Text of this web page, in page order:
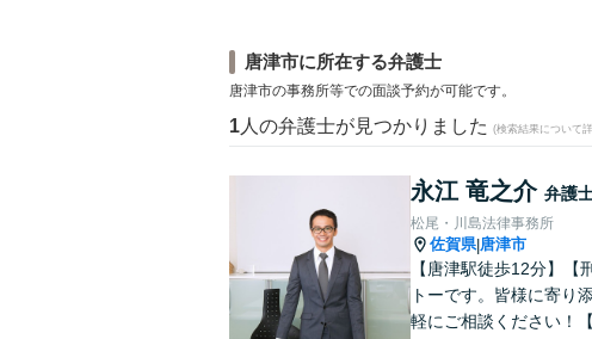
唐津市に所在する弁護士
唐津市の事務所等での面談予約が可能です。
1 人の弁護士が見つかりました (検索結果について
永江 竜之介 弁護
松尾・川島法律事務所
佐賀県|唐津市
【唐津駅徒歩12分】
トーです。皆様に寄り
軽にご相談ください！